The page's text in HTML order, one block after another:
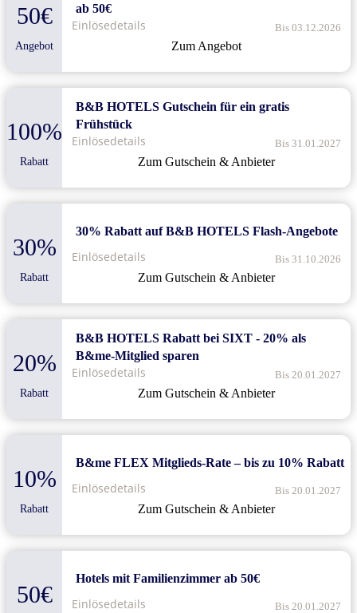
50€
Angebot
ab 50€
Zum Angebot
Bis 03.12.2026
Einlösedetails
100%
Rabatt
B&B HOTELS Gutschein für ein gratis
Frühstück
Zum Gutschein & Anbieter
Bis 31.01.2027
Einlösedetails
30%
Rabatt
30% Rabatt auf B&B HOTELS Flash-Angebote
Zum Gutschein & Anbieter
Bis 31.10.2026
Einlösedetails
20%
Rabatt
B&B HOTELS Rabatt bei SIXT - 20% als
B&me-Mitglied sparen
Zum Gutschein & Anbieter
Bis 20.01.2027
Einlösedetails
10%
Rabatt
B&me FLEX Mitglieds-Rate – bis zu 10% Rabatt
Zum Gutschein & Anbieter
Bis 20.01.2027
Einlösedetails
50€
Hotels mit Familienzimmer ab 50€
Bis 20.01.2027
Einlösedetails